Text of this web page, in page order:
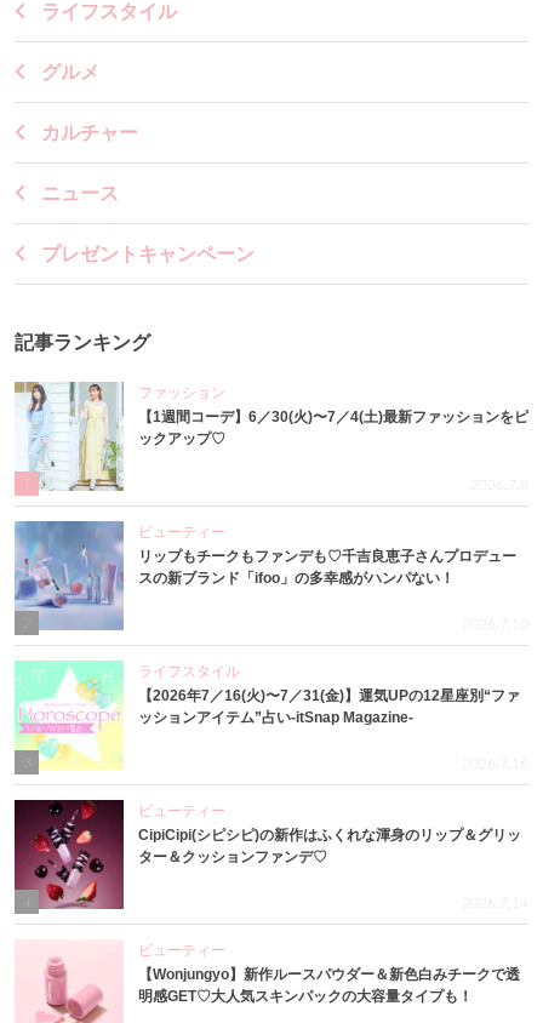
ライフスタイル
グルメ
カルチャー
ニュース
プレゼントキャンペーン
記事ランキング
ファッション
【1週間コーデ】6／30(火)〜7／4(土)最新ファッションをピ
ックアップ♡
2026.7.8
ビューティー
リップもチークもファンデも♡千吉良恵子さんプロデュー
スの新ブランド「ifoo」の多幸感がハンパない！
2026.7.10
3
ライフスタイル
【2026年7／16(火)〜7／31(金)】運気UPの12星座別“ファ
ッションアイテム”占い-itSnap Magazine-
2026.7.16
ビューティー
CipiCipi(シピシピ)の新作はふくれな渾身のリップ＆グリッ
ター＆クッションファンデ♡
2026.7.14
ビューティー
【Wonjungyo】新作ルースパウダー＆新色白みチークで透
明感GET♡大人気スキンパックの大容量タイプも！